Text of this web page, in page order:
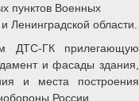
пунктов Военных
Ленинградской области.
ДТС-ГК прилегающую
и фасады здания,
и места построения
России.